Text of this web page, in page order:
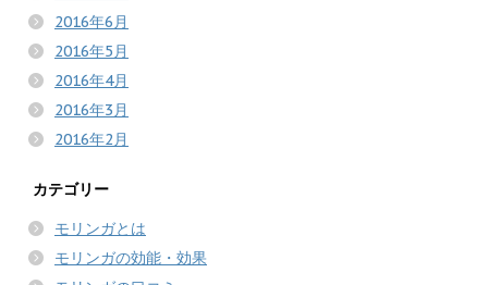
2016年6月
2016年5月
2016年4月
2016年3月
2016年2月
カテゴリー
モリンガとは
モリンガの効能・効果